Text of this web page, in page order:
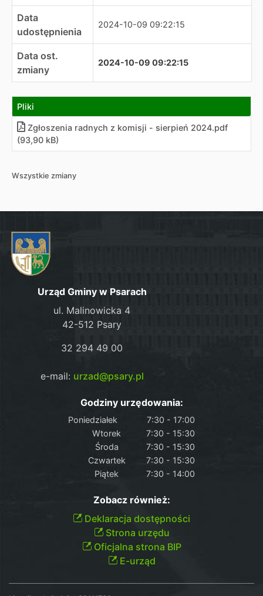
Data
udostępnienia
2024-10-09 09:22:15
Data ost.
zmiany
2024-10-09 09:22:15
Pliki
Zgłoszenia radnych z komisji - sierpień 2024.pdf
(93,90 kB)
Wszystkie zmiany
Urząd Gminy w Psarach
ul. Malinowicka 4
42-512 Psary
32 294 49 00
e-mail: urzad@psary.pl
Godziny urzędowania:
Poniedziałek
7:30 - 17:00
Wtorek
7:30 - 15:30
Środa
7:30 - 15:30
Czwartek
7:30 - 15:30
Piątek
7:30 - 14:00
Zobacz również:
Deklaracja dostępności
Strona urzędu
Oficjalna strona BIP
E-urząd